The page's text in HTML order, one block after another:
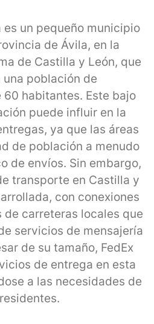
un pequeño municipio
de Ávila, en la
de Castilla y León, que
una población de
habitantes. Este bajo
puede influir en la
ya que las áreas
de población a menudo
de envíos. Sin embargo,
transporte en Castilla y
con conexiones
de carreteras locales que
servicios de mensajería
de su tamaño, FedEx
de entrega en esta
a las necesidades de